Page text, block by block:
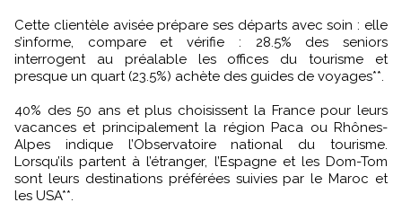
Cette clientèle avisée prépare ses départs avec soin : elle
s’informe, compare et vérifie : 28.5% des seniors
interrogent au préalable les offices du tourisme et
presque un quart (23.5%) achète des guides de voyages**.
40% des 50 ans et plus choisissent la France pour leurs
vacances et principalement la région Paca ou Rhônes-
Alpes indique l’Observatoire national du tourisme.
Lorsqu’ils partent à l’étranger, l’Espagne et les Dom-Tom
sont leurs destinations préférées suivies par le Maroc et
les USA**.